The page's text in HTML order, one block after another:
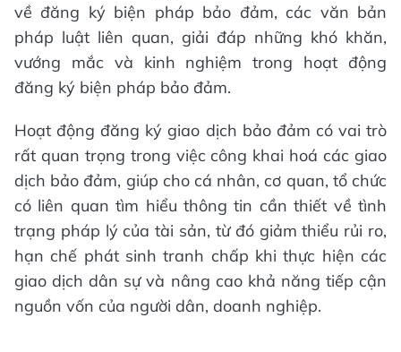
về đăng ký biện pháp bảo đảm, các văn bản
pháp luật liên quan, giải đáp những khó khăn,
vướng mắc và kinh nghiệm trong hoạt động
đăng ký biện pháp bảo đảm.
Hoạt động đăng ký giao dịch bảo đảm có vai trò
rất quan trọng trong việc công khai hoá các giao
dịch bảo đảm, giúp cho cá nhân, cơ quan, tổ chức
có liên quan tìm hiểu thông tin cần thiết về tình
trạng pháp lý của tài sản, từ đó giảm thiểu rủi ro,
hạn chế phát sinh tranh chấp khi thực hiện các
giao dịch dân sự và nâng cao khả năng tiếp cận
nguồn vốn của người dân, doanh nghiệp.